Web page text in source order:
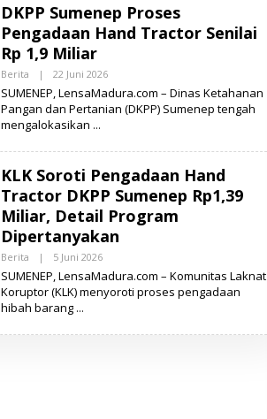
A
M
A
R
DKPP Sumenep Proses
Pengadaan Hand Tractor Senilai
Rp 1,9 Miliar
Berita | 22 Juni 2026O
E
H
A
M
A
D
U
R
A
SUMENEP, LensaMadura.com – Dinas Ketahanan
Pangan dan Pertanian (DKPP) Sumenep tengah
mengalokasikan
KLK Soroti Pengadaan Hand
Tractor DKPP Sumenep Rp1,39
Miliar, Detail Program
Dipertanyakan
Berita | 5 Juni 2026O
E
H
SUMENEP, LensaMadura.com – Komunitas Laknat
Koruptor (KLK) menyoroti proses pengadaan
hibah barang